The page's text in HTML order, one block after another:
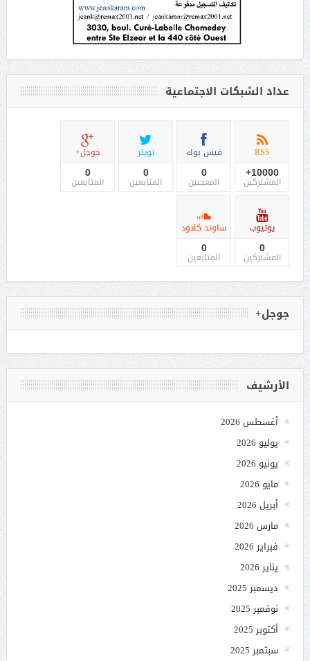
عداد الشبكات الاجتماعية
RSS
10000+
المشتركين
فيس بوك
0
المعجبين
تويتر
0
المتابعين
جوجل+
0
المتابعين
يوتيوب
0
المشتركين
ساوند كلاود
0
المتابعين
جوجل+
الأرشيف
أغسطس 2026
يوليو 2026
يونيو 2026
مايو 2026
أبريل 2026
مارس 2026
فبراير 2026
يناير 2026
ديسمبر 2025
نوفمبر 2025
أكتوبر 2025
سبتمبر 2025